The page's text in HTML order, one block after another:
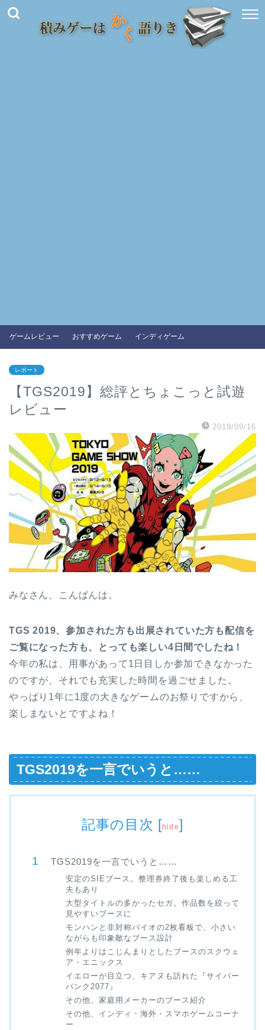
ゲームレビュー おすすめゲーム インディゲーム
レポート
【TGS2019】総評とちょこっと試遊
レビュー
2019/09/16
みなさん、こんばんは。
TGS 2019、参加された方も出展されていた方も配信を
ご覧になった方も、とっても楽しい4日間でしたね！
今年の私は、用事があって1日目しか参加できなかった
のですが、それでも充実した時間を過ごせました。
やっぱり1年に1度の大きなゲームのお祭りですから、
楽しまないとですよね！
TGS2019を一言でいうと……
記事の目次 [hide]
TGS2019を一言でいうと……
安定のSIEブース。整理券終了後も楽しめる工
夫もあり
大型タイトルの多かったセガ。作品数を絞って
見やすいブースに
モンハンと非対称バイオの2枚看板で、小さい
ながらも印象敵なブース設計
例年よりはこじんまりとしたブースのスクウェ
ア・エニックス
イエローが目立つ、キアヌも訪れた『サイバー
パンク2077』
その他、家庭用メーカーのブース紹介
その他、インディ・海外・スマホゲームコーナ
ー